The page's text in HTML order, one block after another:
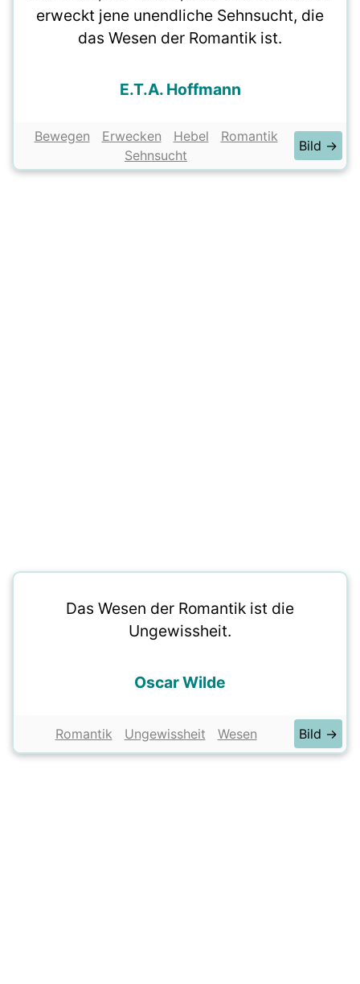
erweckt jene unendliche Sehnsucht, die
das Wesen der Romantik ist.
E.T.A. Hoffmann
Bewegen Erwecken Hebel
Romantik
Sehnsucht
Bild →
Das Wesen der Romantik ist die
Ungewissheit.
Oscar Wilde
Romantik Ungewissheit Wesen Bild →